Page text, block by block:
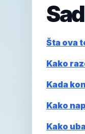
Šta ova
Kako
Kada
Kako
Kako